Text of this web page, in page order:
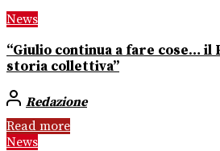
News
“Giulio continua a fare cose… il
storia collettiva”
Redazione
Read more
News